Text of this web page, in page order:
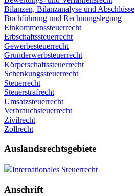
Bilanzen, Bilanzanalyse und Abschlüsse
Buchführung und Rechnungslegung
Einkommenssteuerrecht
Erbschaftssteuerrecht
Gewerbesteuerrecht
Grunderwerbsteuerrecht
Körperschaftssteuerrecht
Schenkungssteuerrecht
Steuerrecht
Steuerstrafrecht
Umsatzsteuerrecht
Verbrauchsteuerrecht
Zivilrecht
Zollrecht
Auslandsrechtsgebiete
Internationales Steuerrecht
Anschrift